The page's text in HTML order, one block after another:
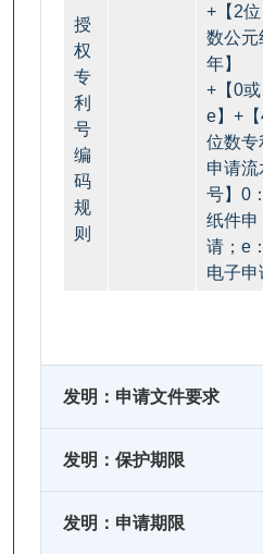
授
权
专
利
号
编
码
规
则
+【2位
数公元
年】
+【0或
e】+
位数专
申请流
号】0：
纸件申
请；e：
电子申
发明：申请文件要求
发明：保护期限
发明：申请期限